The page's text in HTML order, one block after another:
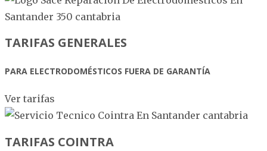
TARIFAS GENERALES
PARA ELECTRODOMÉSTICOS FUERA DE GARANTÍA
Ver tarifas
TARIFAS COINTRA